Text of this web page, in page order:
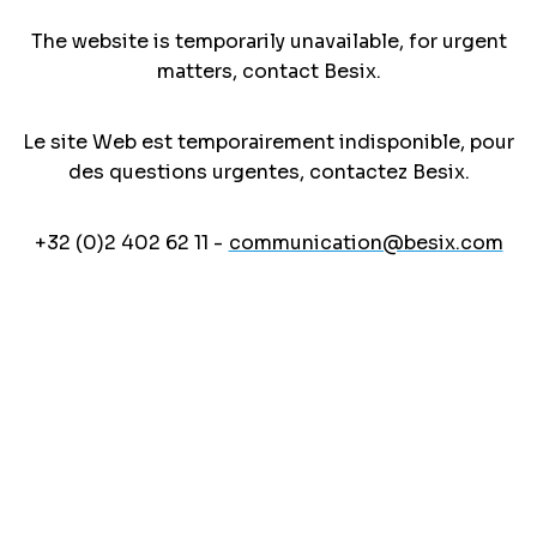
The website is temporarily unavailable, for urgent
matters, contact Besix.
Le site Web est temporairement indisponible, pour
des questions urgentes, contactez Besix.
+32 (0)2 402 62 11 - communication@besix.com